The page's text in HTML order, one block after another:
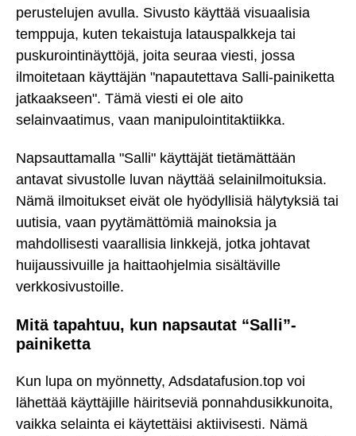
perustelujen avulla. Sivusto käyttää visuaalisia
temppuja, kuten tekaistuja latauspalkkeja tai
puskurointinäyttöjä, joita seuraa viesti, jossa
ilmoitetaan käyttäjän "napautettava Salli-painiketta
jatkaakseen". Tämä viesti ei ole aito
selainvaatimus, vaan manipulointitaktiikka.
Napsauttamalla "Salli" käyttäjät tietämättään
antavat sivustolle luvan näyttää selainilmoituksia.
Nämä ilmoitukset eivät ole hyödyllisiä hälytyksiä tai
uutisia, vaan pyytämättömiä mainoksia ja
mahdollisesti vaarallisia linkkejä, jotka johtavat
huijaussivuille ja haittaohjelmia sisältäville
verkkosivustoille.
Mitä tapahtuu, kun napsautat “Salli”-
painiketta
Kun lupa on myönnetty, Adsdatafusion.top voi
lähettää käyttäjille häiritseviä ponnahdusikkunoita,
vaikka selainta ei käytettäisi aktiivisesti. Nämä